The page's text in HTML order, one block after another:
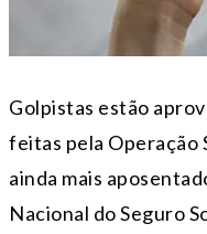
Golpistas estão
feitas pela Operação
ainda mais
Nacional do Seguro